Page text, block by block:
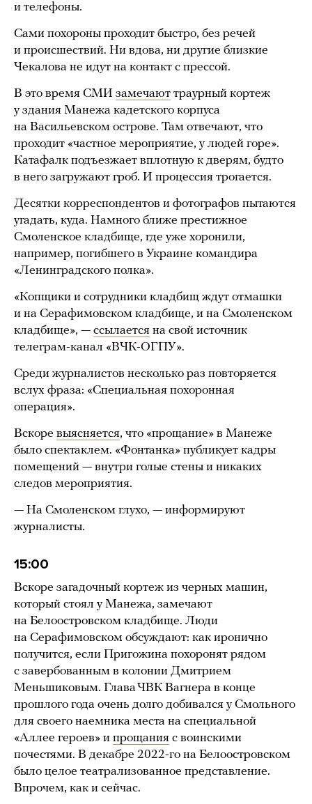
и телефоны.
Сами похороны проходит быстро, без речей
и происшествий. Ни вдова, ни другие близкие
Чекалова не идут на контакт с прессой.
В это время СМИ замечают траурный кортеж
у здания Манежа кадетского корпуса
на Васильевском острове. Там отвечают, что
проходит «частное мероприятие, у людей горе».
Катафалк подъезжает вплотную к дверям, будто
в него загружают гроб. И процессия трогается.
Десятки корреспондентов и фотографов пытаются
угадать, куда. Намного ближе престижное
Смоленское кладбище, где уже хоронили,
например, погибшего в Украине командира
«Ленинградского полка».
«Копщики и сотрудники кладбищ ждут отмашки
и на Серафимовском кладбище, и на Смоленском
кладбище», — ссылается на свой источник
телеграм-канал «ВЧК-ОГПУ».
Среди журналистов несколько раз повторяется
вслух фраза: «Специальная похоронная
операция».
Вскоре выясняется, что «прощание» в Манеже
было спектаклем. «Фонтанка» публикует кадры
помещений — внутри голые стены и никаких
следов мероприятия.
— На Смоленском глухо, — информируют
журналисты.
15:00
Вскоре загадочный кортеж из черных машин,
который стоял у Манежа, замечают
на Белоостровском кладбище. Люди
на Серафимовском обсуждают: как иронично
получится, если Пригожина похоронят рядом
с завербованным в колонии Дмитрием
Меньшиковым. Глава ЧВК Вагнера в конце
прошлого года очень долго добивался у Смольного
для своего наемника места на специальной
«Аллее героев» и прощания с воинскими
почестями. В декабре 2022-го на Белоостровском
было целое театрализованное представление.
Впрочем, как и сейчас.